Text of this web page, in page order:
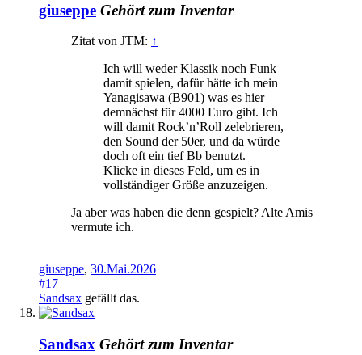
giuseppe Gehört zum Inventar
Zitat von JTM: ↑
Ich will weder Klassik noch Funk
damit spielen, dafür hätte ich mein
Yanagisawa (B901) was es hier
demnächst für 4000 Euro gibt. Ich
will damit Rock’n’Roll zelebrieren,
den Sound der 50er, und da würde
doch oft ein tief Bb benutzt.
Klicke in dieses Feld, um es in
vollständiger Größe anzuzeigen.
Ja aber was haben die denn gespielt? Alte Amis
vermute ich.
giuseppe, 30.Mai.2026
#17
Sandsax gefällt das.
Sandsax Gehört zum Inventar